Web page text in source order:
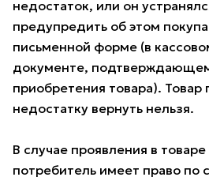
недостаток, или он
предупредить об этом
письменной форме (в
документе,
приобретения товара). Товар
недостатку вернуть нельзя.
В случае проявления в
потребитель имеет право по